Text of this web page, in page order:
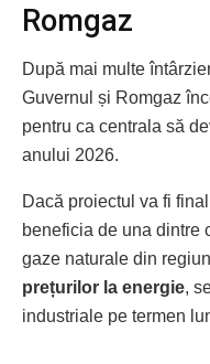
Romgaz
După mai multe
Guvernul și Romgaz
pentru ca centrala să
anului 2026.
Dacă proiectul va fi
beneficia de una dintre
gaze naturale din
prețurilor la energie,
industriale pe termen